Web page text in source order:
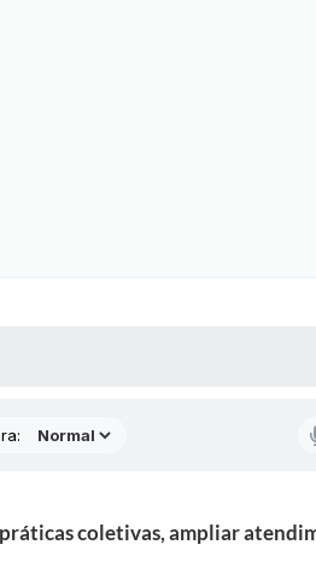
coletivas, ampliar